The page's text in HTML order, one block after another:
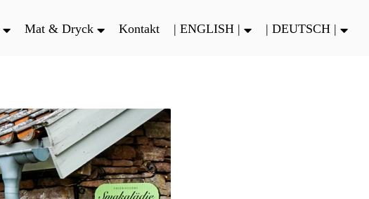
Mat & Dryck Kontakt | ENGLISH | | DEUTSCH |